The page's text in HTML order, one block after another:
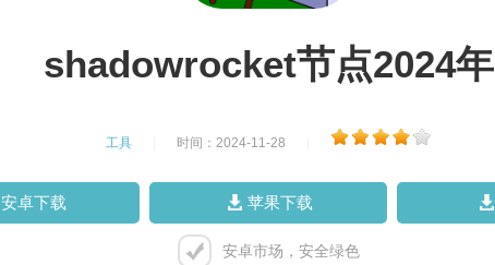
shadowrocket节点2024年
工具 时间：2024-11-28
安卓下载 苹果下载
安卓市场，安全绿色